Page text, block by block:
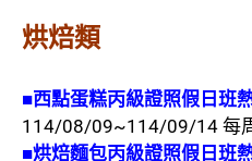
烘焙類
■西點蛋糕丙級證照假日班
114/08/09~114/09/14 每
■烘焙麵包丙級證照假日班